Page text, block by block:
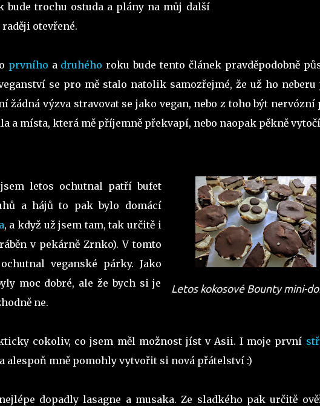
bude trochu ostuda a plány na můj další
otevřené.
prvního a druhého roku bude tento článek pravděpodobně
se pro mě stalo natolik samozřejmé, že už ho neberu
žádná výzva stravovat se jako vegan, nebo z toho být nervózní
a místa, která mě příjemně překvapí, nebo naopak pěkně
Letos kokosové Bounty mini-
letos ochutnal patří bufet
a hájů to pak bylo domácí
, a když už jsem tam, tak určitě i
v pekárně Zrnko). V tomto
veganské párky. Jako
moc dobré, ale že bych si je
ne.
cokoliv, co jsem měl možnost jíst v Asii. I moje první
alespoň mně pomohly vytvořit si nová přátelství :)
dopadly lasagne a musaka. Ze sladkého pak určitě